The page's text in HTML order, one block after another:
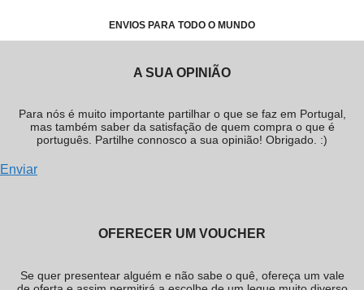
ENVIOS PARA TODO O MUNDO
A SUA OPINIÃO
Para nós é muito importante partilhar o que se faz em Portugal,
mas também saber da satisfação de quem compra o que é
português. Partilhe connosco a sua opinião! Obrigado. :)
Enviar
OFERECER UM VOUCHER
Se quer presentear alguém e não sabe o quê, ofereça um vale